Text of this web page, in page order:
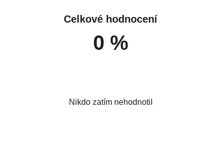
Celkové hodnocení
0 %
Nikdo zatím nehodnotil